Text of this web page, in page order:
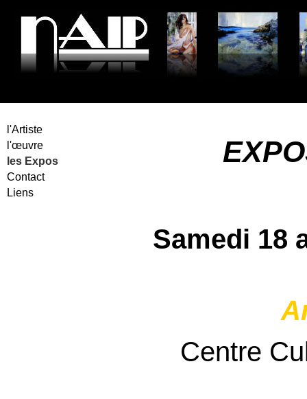
l'Artiste
l'œuvre
les Expos
Contact
Liens
Samedi 18
Centre